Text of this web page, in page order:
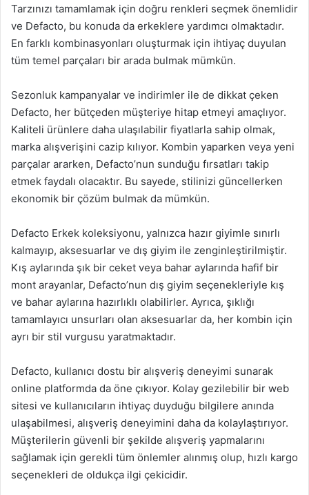
Tarzınızı tamamlamak için doğru renkleri seçmek önemlidir
ve Defacto, bu konuda da erkeklere yardımcı olmaktadır.
En farklı kombinasyonları oluşturmak için ihtiyaç duyulan
tüm temel parçaları bir arada bulmak mümkün.
Sezonluk kampanyalar ve indirimler ile de dikkat çeken
Defacto, her bütçeden müşteriye hitap etmeyi amaçlıyor.
Kaliteli ürünlere daha ulaşılabilir fiyatlarla sahip olmak,
marka alışverişini cazip kılıyor. Kombin yaparken veya yeni
parçalar ararken, Defacto’nun sunduğu fırsatları takip
etmek faydalı olacaktır. Bu sayede, stilinizi güncellerken
ekonomik bir çözüm bulmak da mümkün.
Defacto Erkek koleksiyonu, yalnızca hazır giyimle sınırlı
kalmayıp, aksesuarlar ve dış giyim ile zenginleştirilmiştir.
Kış aylarında şık bir ceket veya bahar aylarında hafif bir
mont arayanlar, Defacto’nun dış giyim seçenekleriyle kış
ve bahar aylarına hazırlıklı olabilirler. Ayrıca, şıklığı
tamamlayıcı unsurları olan aksesuarlar da, her kombin için
ayrı bir stil vurgusu yaratmaktadır.
Defacto, kullanıcı dostu bir alışveriş deneyimi sunarak
online platformda da öne çıkıyor. Kolay gezilebilir bir web
sitesi ve kullanıcıların ihtiyaç duyduğu bilgilere anında
ulaşabilmesi, alışveriş deneyimini daha da kolaylaştırıyor.
Müşterilerin güvenli bir şekilde alışveriş yapmalarını
sağlamak için gerekli tüm önlemler alınmış olup, hızlı kargo
seçenekleri de oldukça ilgi çekicidir.